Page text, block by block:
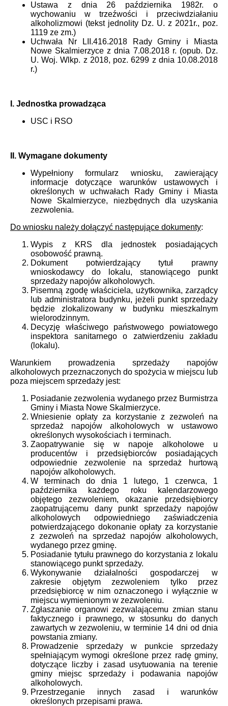
Ustawa z dnia 26 października 1982r. o
wychowaniu w trzeźwości i przeciwdziałaniu
alkoholizmowi (tekst jednolity Dz. U. z 2021r., poz.
1119 ze zm.)
Uchwała Nr LII.416.2018 Rady Gminy i Miasta
Nowe Skalmierzyce z dnia 7.08.2018 r. (opub. Dz.
U. Woj. Wlkp. z 2018, poz. 6299 z dnia 10.08.2018
r.)
I. Jednostka prowadząca
USC i RSO
II. Wymagane dokumenty
Wypełniony formularz wniosku, zawierający
informacje dotyczące warunków ustawowych i
określonych w uchwałach Rady Gminy i Miasta
Nowe Skalmierzyce, niezbędnych dla uzyskania
zezwolenia.
Do wniosku należy dołączyć następujące dokumenty:
Wypis z KRS dla jednostek posiadających
osobowość prawną.
Dokument potwierdzający tytuł prawny
wnioskodawcy do lokalu, stanowiącego punkt
sprzedaży napojów alkoholowych.
Pisemną zgodę właściciela, użytkownika, zarządcy
lub administratora budynku, jeżeli punkt sprzedaży
będzie zlokalizowany w budynku mieszkalnym
wielorodzinnym.
Decyzję właściwego państwowego powiatowego
inspektora sanitarnego o zatwierdzeniu zakładu
(lokalu).
Warunkiem prowadzenia sprzedaży napojów
alkoholowych przeznaczonych do spożycia w miejscu lub
poza miejscem sprzedaży jest:
Posiadanie zezwolenia wydanego przez Burmistrza
Gminy i Miasta Nowe Skalmierzyce.
Wniesienie opłaty za korzystanie z zezwoleń na
sprzedaż napojów alkoholowych w ustawowo
określonych wysokościach i terminach.
Zaopatrywanie się w napoje alkoholowe u
producentów i przedsiębiorców posiadających
odpowiednie zezwolenie na sprzedaż hurtową
napojów alkoholowych.
W terminach do dnia 1 lutego, 1 czerwca, 1
października każdego roku kalendarzowego
objętego zezwoleniem, okazanie przedsiębiorcy
zaopatrującemu dany punkt sprzedaży napojów
alkoholowych odpowiedniego zaświadczenia
potwierdzającego dokonanie opłaty za korzystanie
z zezwoleń na sprzedaż napojów alkoholowych,
wydanego przez gminę.
Posiadanie tytułu prawnego do korzystania z lokalu
stanowiącego punkt sprzedaży.
Wykonywanie działalności gospodarczej w
zakresie objętym zezwoleniem tylko przez
przedsiębiorcę w nim oznaczonego i wyłącznie w
miejscu wymienionym w zezwoleniu.
Zgłaszanie organowi zezwalającemu zmian stanu
faktycznego i prawnego, w stosunku do danych
zawartych w zezwoleniu, w terminie 14 dni od dnia
powstania zmiany.
Prowadzenie sprzedaży w punkcie sprzedaży
spełniającym wymogi określone przez radę gminy,
dotyczące liczby i zasad usytuowania na terenie
gminy miejsc sprzedaży i podawania napojów
alkoholowych.
Przestrzeganie innych zasad i warunków
określonych przepisami prawa.